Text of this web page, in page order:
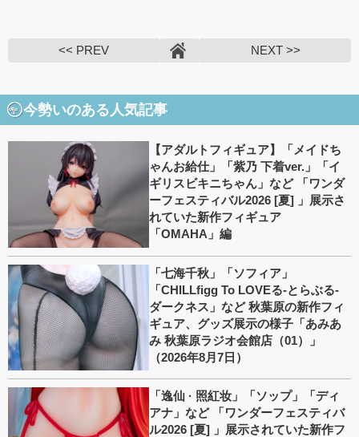
<< PREV NEXT >>
今勢いのある人気記事
【アダルトフィギュア】「メイドち
ゃんお給仕」「紫乃 下着ver.」「イ
ギリスビキニちゃん」など 「ワンダ
ーフェスティバル2026 [夏] 」展示さ
れていた新作フィギュア
「OMAHA」編
「七海千秋」「ソフィア」
「CHILLfigg To LOVEる-とらぶる-
ダークネス」など 秋葉原の新作フィ
ギュア、グッズ展示の様子「あみあ
み 秋葉原ラジオ会館店（01）」
（2026年8月7日）
「逸仙 · 照紅妆」「ソップ」「ディ
アナ」など 「ワンダーフェスティバ
ル2026 [夏] 」展示されていた新作フ